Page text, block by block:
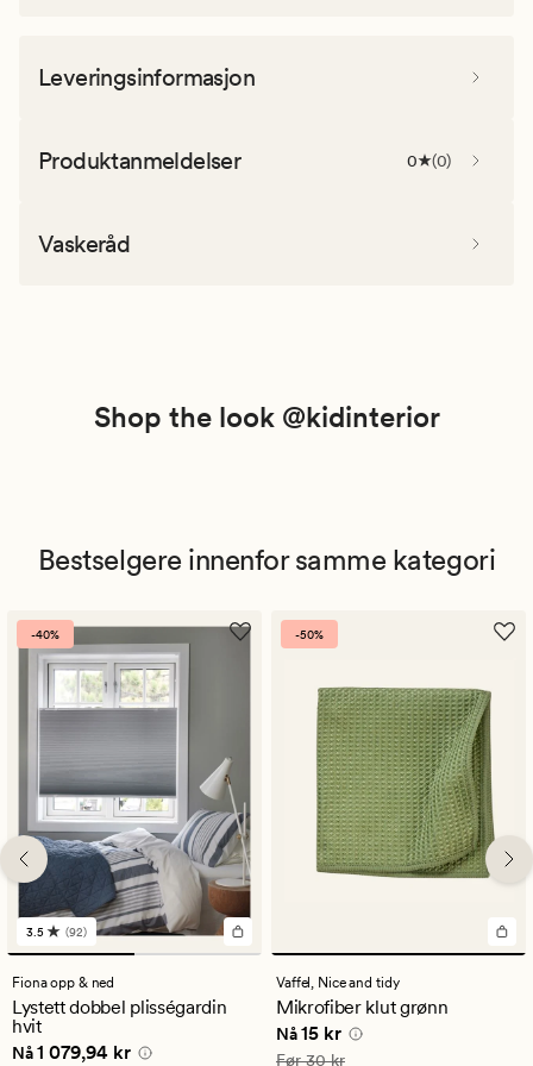
Leveringsinformasjon
Produktanmeldelser 0 (0)
Vaskeråd
Shop the look @kidinterior
Bestselgere innenfor samme kategori
-40%
92
anmeldelser
med
en
gjennomsnittlig
vurdering
på
3.5 (92)
Fiona opp & ned
Lystett dobbel plisségardin
hvit
Nåværende pris
Nå1 079,94 kr
-50%
Vaffel, Nice and tidy
Mikrofiber klut grønn
Nåværende pris
Nå15 kr
Vanlig pris
Før30 kr